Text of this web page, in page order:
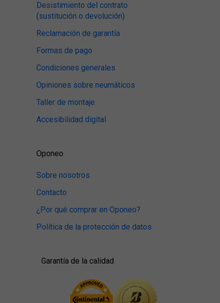
Desistimiento del contrato
(sustitución o devolución)
Reclamación de garantía
Formas de pago
Condiciones generales
Opiniones sobre neumáticos
Taller de montaje
Accesibilidad digital
Oponeo
Sobre nosotros
Contacto
¿Por qué comprar en Oponeo?
Política de la protección de datos
Garantía de la calidad